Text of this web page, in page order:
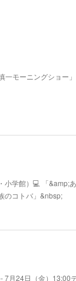
一モーニングショー
学館）💻 「&amp;
のコトバ」&nbsp;
7月24日（金）